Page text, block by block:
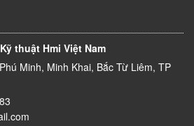
thuật Hmi Việt Nam
Minh, Minh Khai, Bắc Từ Liêm, TP